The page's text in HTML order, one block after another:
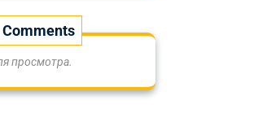
Comments
просмотра.